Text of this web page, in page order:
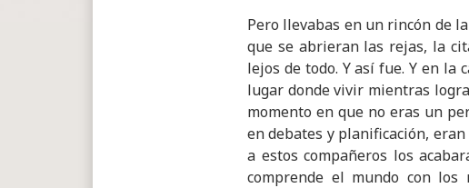
Pero llevabas en un rincón de
que se abrieran las rejas, la
lejos de todo. Y así fue. Y en la
lugar donde vivir mientras
momento en que no eras un
en debates y planificación,
a estos compañeros los
comprende el mundo con los